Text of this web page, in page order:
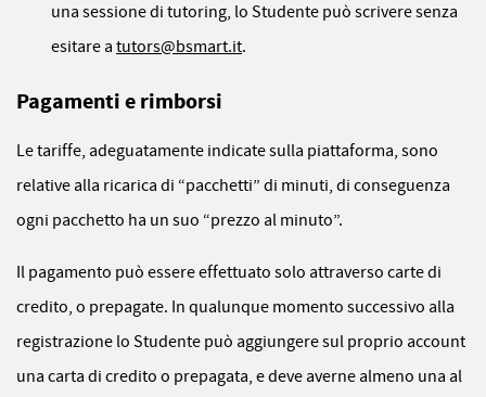
una sessione di tutoring, lo Studente può scrivere senza
esitare a tutors@bsmart.it.
Pagamenti e rimborsi
Le tariffe, adeguatamente indicate sulla piattaforma, sono
relative alla ricarica di “pacchetti” di minuti, di conseguenza
ogni pacchetto ha un suo “prezzo al minuto”.
Il pagamento può essere effettuato solo attraverso carte di
credito, o prepagate. In qualunque momento successivo alla
registrazione lo Studente può aggiungere sul proprio account
una carta di credito o prepagata, e deve averne almeno una al